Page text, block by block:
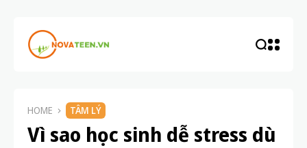
HOME TÂM LÝ
Vì sao học sinh dễ stress dù